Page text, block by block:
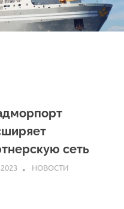
сеть
ARPP
НОВОСТИ